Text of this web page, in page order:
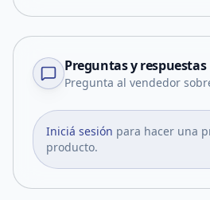
Preguntas y respuestas
Pregunta al vendedor
Iniciá sesión para hacer una
producto.